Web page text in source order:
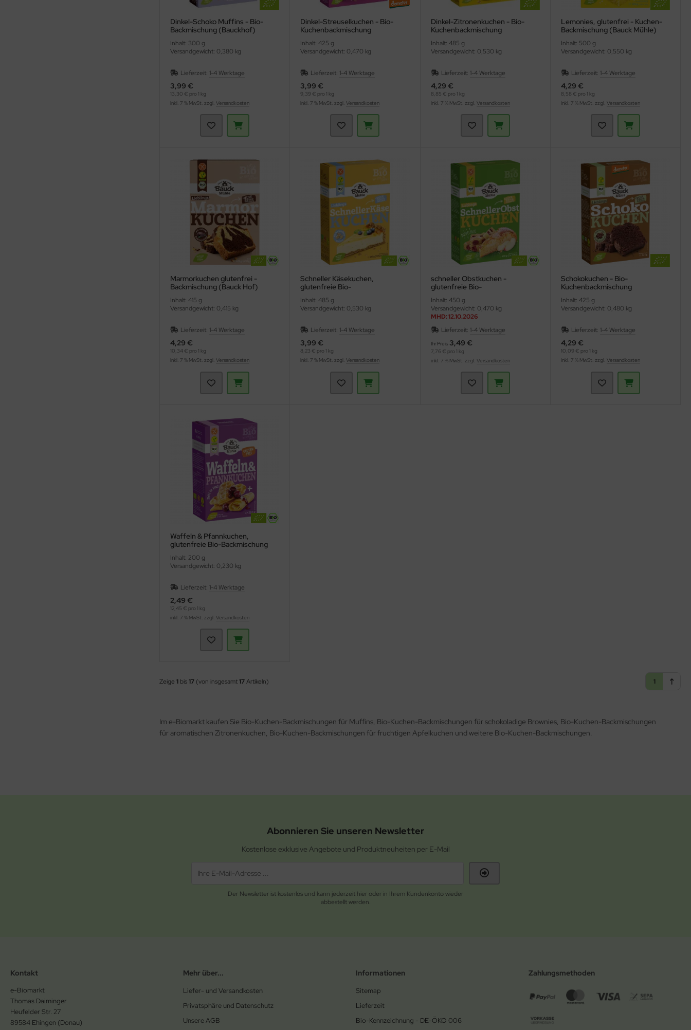
Dinkel-Schoko Muffins - Bio-
Backmischung (Bauckhof)
Inhalt: 300 g
Versandgewicht: 0,380 kg
Lieferzeit: 1-4 Werktage
3,99 €
13,30 € pro 1 kg
inkl. 7 % MwSt. zzgl. Versandkosten
Dinkel-Streuselkuchen - Bio-
Kuchenbackmischung
Inhalt: 425 g
Versandgewicht: 0,470 kg
Lieferzeit:1-4 Werktage
3,99 €
9,39 € pro 1 kg
inkl. 7 % MwSt. zzgl.Versandkosten
Dinkel-Zitronenkuchen - Bio-
Kuchenbackmischung
Inhalt: 485 g
Versandgewicht: 0,530 kg
Lieferzeit: 1-4 Werktage
4,29 €
8,85 € pro 1 kg
inkl. 7 % MwSt. zzgl. Versandkosten
Lemonies, glutenfrei - Kuchen-
Backmischung (Bauck Mühle)
Inhalt: 500 g
Versandgewicht: 0,550 kg
Lieferzeit: 1-4 Werktage
4,29 €
8,58 € pro 1 kg
inkl. 7 % MwSt. zzgl. Versandkosten
Marmorkuchen glutenfrei -
Backmischung (Bauck Hof)
Inhalt: 415 g
Versandgewicht: 0,415 kg
Lieferzeit: 1-4 Werktage
4,29 €
10,34 € pro 1 kg
inkl. 7 % MwSt. zzgl. Versandkosten
Schneller Käsekuchen,
glutenfreie Bio-
(Bauckhof)
Inhalt: 485 g
Versandgewicht: 0,530 kg
Lieferzeit:1-4 Werktage
3,99 €
8,23 € pro 1 kg
inkl. 7 % MwSt. zzgl.Versandkosten
schneller Obstkuchen -
glutenfreie Bio-
Hof)
Inhalt: 450 g
Versandgewicht: 0,470 kg
MHD: 12.10.2026
Lieferzeit: 1-4 Werktage
Ihr Preis 3,49 €
7,76 € pro 1 kg
inkl. 7 % MwSt. zzgl. Versandkosten
Schokokuchen - Bio-
Kuchenbackmischung
Inhalt: 425 g
Versandgewicht: 0,480 kg
Lieferzeit: 1-4 Werktage
4,29 €
10,09 € pro 1 kg
inkl. 7 % MwSt. zzgl. Versandkosten
Waffeln & Pfannkuchen,
glutenfreie Bio-Backmischung
Inhalt: 200 g
Versandgewicht: 0,230 kg
Lieferzeit: 1-4 Werktage
2,49 €
12,45 € pro 1 kg
inkl. 7 % MwSt. zzgl. Versandkosten
Zeige 1 bis17 (von insgesamt17Artikeln) 1
Im e-Biomarkt kaufen Sie Bio-Kuchen-Backmischungen für Muffins, Bio-Kuchen-Backmischungen für schokoladige Brownies, Bio-Kuchen-Backmischungen
für aromatischen Zitronenkuchen, Bio-Kuchen-Backmischungen für fruchtigen Apfelkuchen und weitere Bio-Kuchen-Backmischungen.
Abonnieren Sie unseren Newsletter
Kostenlose exklusive Angebote und Produktneuheiten per E-Mail
Der Newsletter ist kostenlos und kann jederzeit hier oder in Ihrem Kundenkonto wieder
abbestellt werden.
Kontakt
e-Biomarkt
Thomas Daiminger
Heufelder Str. 27
89584 Ehingen (Donau)
Mehr über...
Liefer- und Versandkosten
Privatsphäre und Datenschutz
Unsere AGB
Informationen
Sitemap
Lieferzeit
Bio-Kennzeichnung - DE-ÖKO 006
Zahlungsmethoden